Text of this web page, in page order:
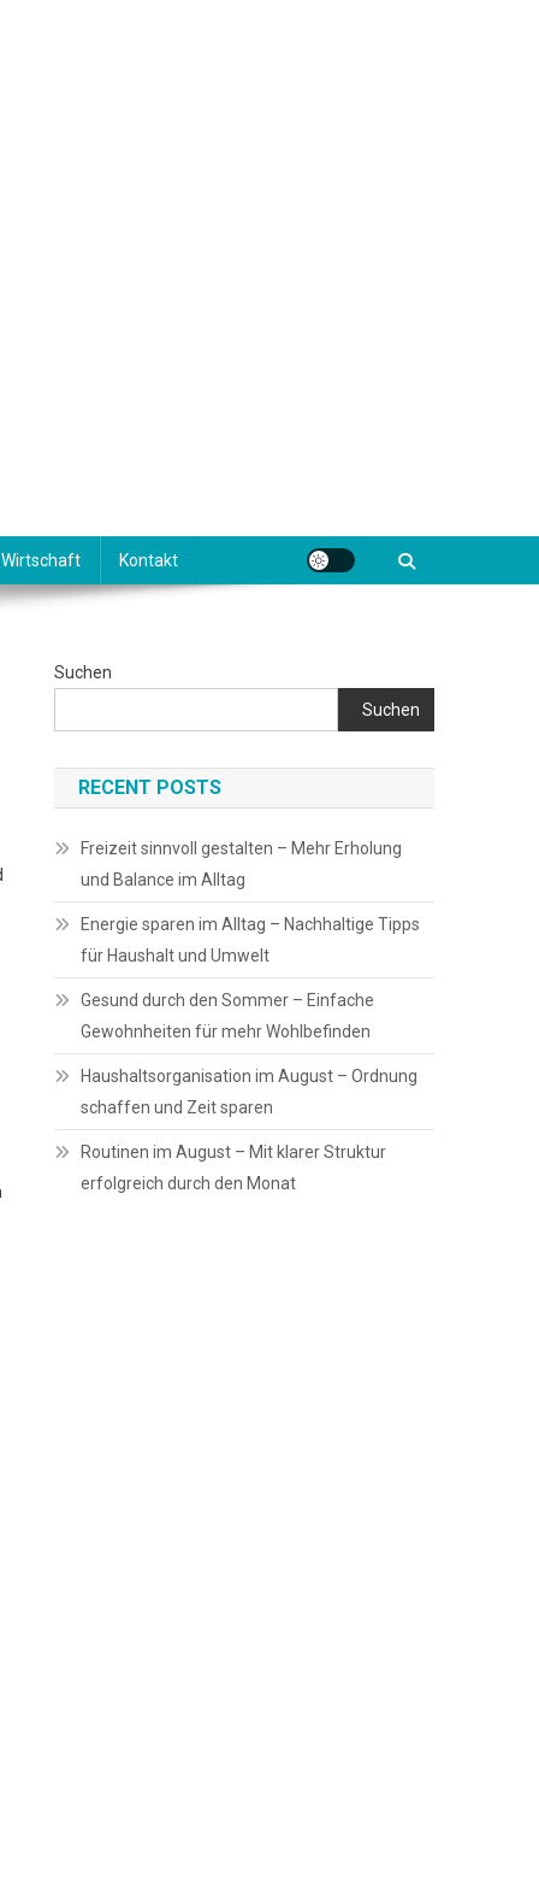
Wirtschaft Kontakt
Suchen
Suchen
RECENT POSTS
Freizeit sinnvoll gestalten – Mehr Erholung
und Balance im Alltag
Energie sparen im Alltag – Nachhaltige Tipps
für Haushalt und Umwelt
Gesund durch den Sommer – Einfache
Gewohnheiten für mehr Wohlbefinden
Haushaltsorganisation im August – Ordnung
schaffen und Zeit sparen
Routinen im August – Mit klarer Struktur
erfolgreich durch den Monat